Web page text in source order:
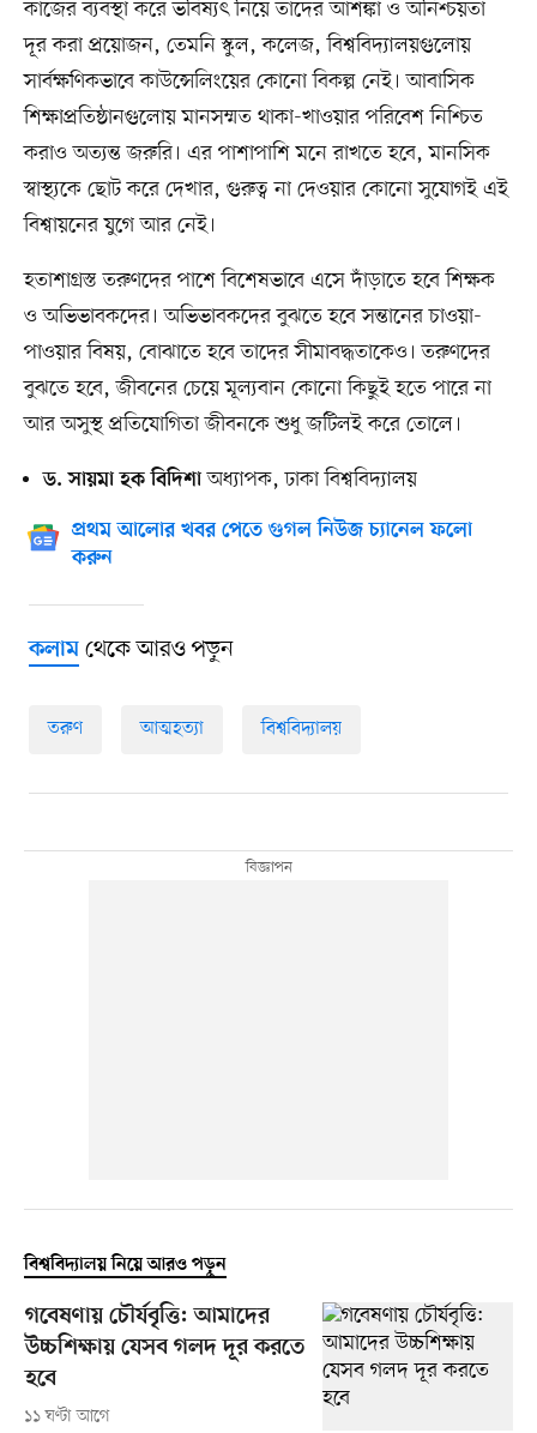
কাজের ব্যবস্থা করে ভবিষ্যৎ নিয়ে তাদের আশঙ্কা ও অনিশ্চয়তা
দূর করা প্রয়োজন, তেমনি স্কুল, কলেজ, বিশ্ববিদ্যালয়গুলোয়
সার্বক্ষণিকভাবে কাউন্সেলিংয়ের কোনো বিকল্প নেই। আবাসিক
শিক্ষাপ্রতিষ্ঠানগুলোয় মানসম্মত থাকা-খাওয়ার পরিবেশ নিশ্চিত
করাও অত্যন্ত জরুরি। এর পাশাপাশি মনে রাখতে হবে, মানসিক
স্বাস্থ্যকে ছোট করে দেখার, গুরুত্ব না দেওয়ার কোনো সুযোগই এই
বিশ্বায়নের যুগে আর নেই।
হতাশাগ্রস্ত তরুণদের পাশে বিশেষভাবে এসে দাঁড়াতে হবে শিক্ষক
ও অভিভাবকদের। অভিভাবকদের বুঝতে হবে সন্তানের চাওয়া-
পাওয়ার বিষয়, বোঝাতে হবে তাদের সীমাবদ্ধতাকেও। তরুণদের
বুঝতে হবে, জীবনের চেয়ে মূল্যবান কোনো কিছুই হতে পারে না
আর অসুস্থ প্রতিযোগিতা জীবনকে শুধু জটিলই করে তোলে।
ড. সায়মা হক বিদিশাঅধ্যাপক, ঢাকা বিশ্ববিদ্যালয়
প্রথম আলোর খবর পেতে গুগল নিউজ চ্যানেল ফলো
করুন
কলামথেকে আরও পড়ুন
তরুণ আত্মহত্যা বিশ্ববিদ্যালয়
বিশ্ববিদ্যালয় নিয়ে আরও পড়ুন
গবেষণায় চৌর্যবৃত্তি: আমাদের
উচ্চশিক্ষায় যেসব গলদ দূর করতে
হবে
১১ ঘণ্টা আগে